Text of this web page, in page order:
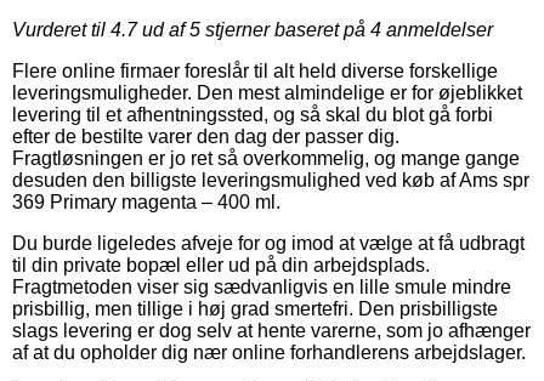
Vurderet til 4.7ud af 5 stjerner baseret på 4 anmeldelser
Flere online firmaer foreslår til alt held diverse forskellige
leveringsmuligheder. Den mest almindelige er for øjeblikket
levering til et afhentningssted, og så skal du blot gå forbi
efter de bestilte varer den dag der passer dig.
Fragtløsningen er jo ret så overkommelig, og mange gange
desuden den billigste leveringsmulighed ved køb af Ams spr
369 Primary magenta – 400 ml.
Du burde ligeledes afveje for og imod at vælge at få udbragt
til din private bopæl eller ud på din arbejdsplads.
Fragtmetoden viser sig sædvanligvis en lille smule mindre
prisbillig, men tillige i høj grad smertefri. Den prisbilligste
slags levering er dog selv at hente varerne, som jo afhænger
af at du opholder dig nær online forhandlerens arbejdslager.